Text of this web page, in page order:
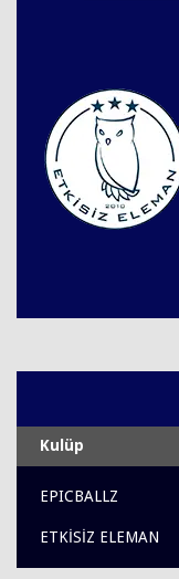
Kulüp
EPICBALLZ
ETKİSİZ ELEMAN